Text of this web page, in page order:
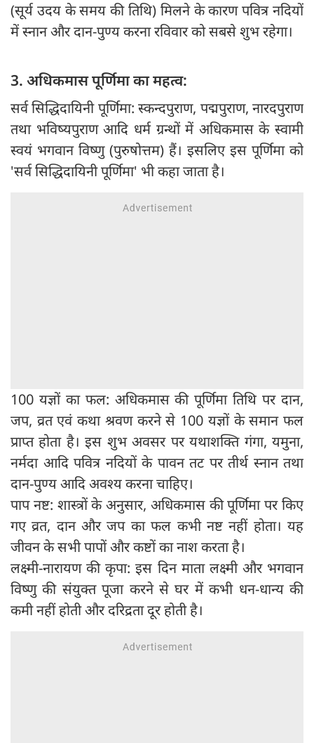
(सूर्य उदय के समय की तिथि) मिलने के कारण पवित्र नदियों
में स्नान और दान-पुण्य करना रविवार को सबसे शुभ रहेगा।
3. अधिकमास पूर्णिमा का महत्व:
सर्व सिद्धिदायिनी पूर्णिमा: स्कन्दपुराण, पद्मपुराण, नारदपुराण
तथा भविष्यपुराण आदि धर्म ग्रन्थों में अधिकमास के स्वामी
स्वयं भगवान विष्णु (पुरुषोत्तम) हैं। इसलिए इस पूर्णिमा को
'सर्व सिद्धिदायिनी पूर्णिमा' भी कहा जाता है।
100 यज्ञों का फल: अधिकमास की पूर्णिमा तिथि पर दान,
जप, व्रत एवं कथा श्रवण करने से 100 यज्ञों के समान फल
प्राप्त होता है। इस शुभ अवसर पर यथाशक्ति गंगा, यमुना,
नर्मदा आदि पवित्र नदियों के पावन तट पर तीर्थ स्नान तथा
दान-पुण्य आदि अवश्य करना चाहिए।
पाप नष्ट: शास्त्रों के अनुसार, अधिकमास की पूर्णिमा पर किए
गए व्रत, दान और जप का फल कभी नष्ट नहीं होता। यह
जीवन के सभी पापों और कष्टों का नाश करता है।
लक्ष्मी-नारायण की कृपा: इस दिन माता लक्ष्मी और भगवान
विष्णु की संयुक्त पूजा करने से घर में कभी धन-धान्य की
कमी नहीं होती और दरिद्रता दूर होती है।